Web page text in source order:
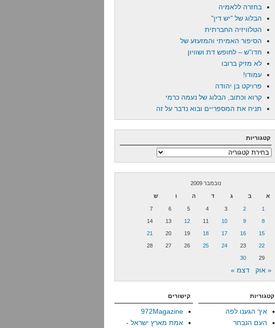
בחזרה ללאמיה
הבלוג של "יש דין"
הטלוויזיה החברתית
הסיפור האמיתי והמזעזע של
חדו"ש – לחופש דת ושוויון
לא מזיק ברובו
עמודו!
פרויקט בן יהודה
קרוא וכתוב, הבלוג של נעמה כרמי
תניח את המספריים ובוא נדבר על זה
קטגוריות
קטגוריות
נובמבר 2009
א ב ג ד ה ו ש
1
2
3
4
5
6
7
8
9
10
11
12
13
14
15
16
17
18
19
20
21
22
23
24
25
26
27
28
29
30
« אוק דצמ »
קטגוריות
איך הגענו לפה
העם הנבחר
קישורים
972Magazine
אמת מארץ ישראל -